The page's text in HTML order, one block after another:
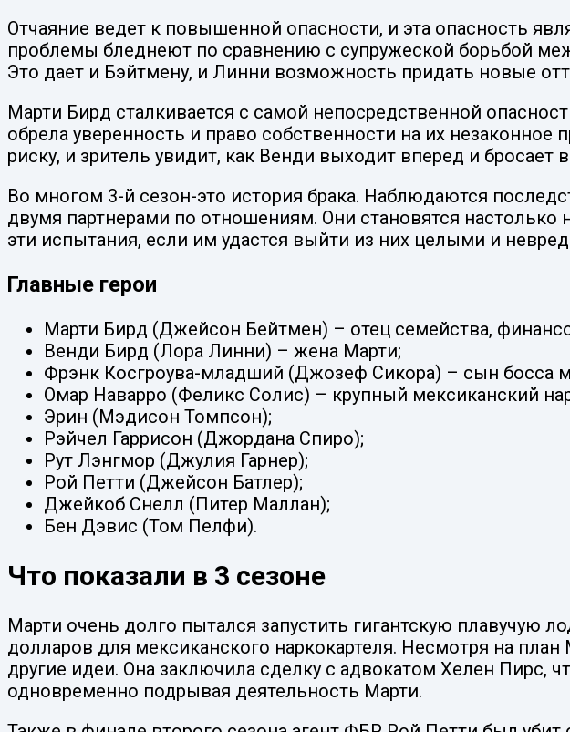
Отчаяние ведет к повышенной опасности, и эта опасность
проблемы бледнеют по сравнению с супружеской борьбой
Это дает и Бэйтмену, и Линни возможность придать новые
Марти Бирд сталкивается с самой непосредственной
обрела уверенность и право собственности на их
риску, и зритель увидит, как Венди выходит вперед и бросает
Во многом 3-й сезон-это история брака. Наблюдаются
двумя партнерами по отношениям. Они становятся
эти испытания, если им удастся выйти из них целыми и
Главные герои
Марти Бирд (Джейсон Бейтмен) – отец семейства,
Венди Бирд (Лора Линни) – жена Марти;
Фрэнк Косгроува-младший (Джозеф Сикора) – сын босса
Омар Наварро (Феликс Солис) – крупный мексиканский
Эрин (Мэдисон Томпсон);
Рэйчел Гаррисон (Джордана Спиро);
Рут Лэнгмор (Джулия Гарнер);
Рой Петти (Джейсон Батлер);
Джейкоб Снелл (Питер Маллан);
Бен Дэвис (Том Пелфи).
Что показали в 3 сезоне
Марти очень долго пытался запустить гигантскую плавучую
долларов для мексиканского наркокартеля. Несмотря на
другие идеи. Она заключила сделку с адвокатом Хелен Пирс,
одновременно подрывая деятельность Марти.